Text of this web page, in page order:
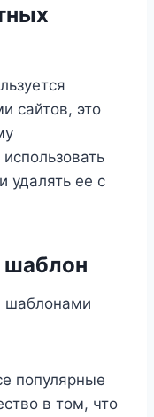
сайтов, это
удалять ее с
шаблон
шаблонами
популярные
в том, что